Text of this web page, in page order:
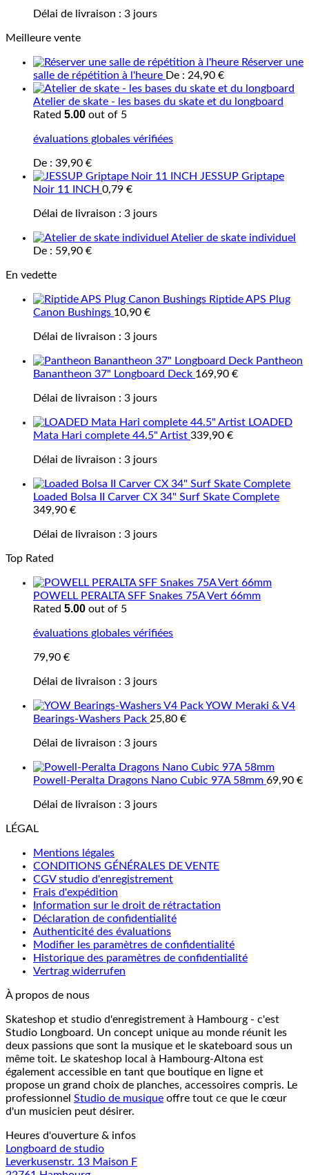
Délai de livraison : 3 jours
Meilleure vente
Réserver une
salle de répétition à l'heure De : 24,90 €
Atelier de skate - les bases du skate et du longboard
Rated 5.00 out of 5
évaluations globales vérifiées
De : 39,90 €
JESSUP Griptape
Noir 11 INCH 0,79 €
Délai de livraison : 3 jours
Atelier de skate individuel
De : 59,90 €
En vedette
Riptide APS Plug
Canon Bushings 10,90 €
Délai de livraison : 3 jours
Pantheon
Banantheon 37" Longboard Deck 169,90 €
Délai de livraison : 3 jours
LOADED
Mata Hari complete 44.5" Artist 339,90 €
Délai de livraison : 3 jours
Loaded Bolsa II Carver CX 34" Surf Skate Complete
349,90 €
Délai de livraison : 3 jours
Top Rated
POWELL PERALTA SFF Snakes 75A Vert 66mm
Rated 5.00 out of 5
évaluations globales vérifiées
79,90 €
Délai de livraison : 3 jours
YOW Meraki & V4
Bearings-Washers Pack 25,80 €
Délai de livraison : 3 jours
Powell-Peralta Dragons Nano Cubic 97A 58mm 69,90 €
Délai de livraison : 3 jours
LÉGAL
Mentions légales
CONDITIONS GÉNÉRALES DE VENTE
CGV studio d'enregistrement
Frais d'expédition
Information sur le droit de rétractation
Déclaration de confidentialité
Authenticité des évaluations
Modifier les paramètres de confidentialité
Historique des paramètres de confidentialité
Vertrag widerrufen
À propos de nous
Skateshop et studio d'enregistrement à Hambourg - c'est
Studio Longboard. Un concept unique au monde réunit les
deux passions que sont la musique et le skateboard sous un
même toit. Le skateshop local à Hambourg-Altona est
également accessible en tant que boutique en ligne et
propose un grand choix de planches, accessoires compris. Le
professionnel Studio de musique offre tout ce que le cœur
d'un musicien peut désirer.
Heures d'ouverture & infos
Longboard de studio
Leverkusenstr. 13 Maison F